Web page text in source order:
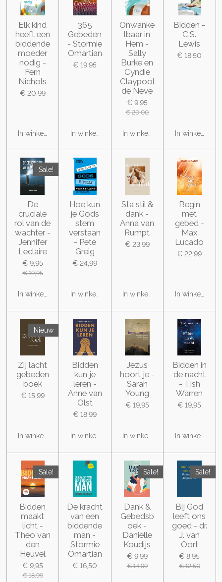
Elk kind
heeft een
biddende
moeder
nodig -
Fern
Nichols
€ 20,99
In winkelwagen
365
Gebeden
- Stormie
Omartian
€ 19,95
In winkelwagen
Onwanke
lbaar in
Hem -
Sally
Burke en
Cyndie
Claypool
de Neve
€ 9,95
€ 20,00
In winkelwagen
Bidden -
C.S.
Lewis
€ 18,50
In
Sale!
De
cruciale
rol van de
wachter -
Jennifer
Leclaire
€ 9,95
€ 19,95
In winkelwagen
Hoe kun
je Gods
stem
verstaan
- Pete
Greig
€ 24,99
In winkelwagen
Sta stil &
dank -
Anna van
Rumpt
€ 23,99
In winkelwagen
Begin
met
gebed -
Max
Lucado
€ 22,99
In
Nieuw
Zij lacht
gebeden
boek
€ 15,99
In winkelwagen
Bidden
kun je
leren -
Anne van
Olst
€ 18,99
In winkelwagen
Jezus
hoort je -
Sarah
Young
€ 19,95
In winkelwagen
Bidden in
de nacht
- Tish
Warren
€ 19,95
In
Sale!
Bidden
maakt
licht -
Theo van
den
Heuvel
€ 9,95
€ 18,99
De kracht
van een
biddende
man -
Stormie
Omartian
€ 16,50
Sale!
Dank &
Gebedsb
oek -
Daniëlle
Koudijs
€ 9,99
€ 14,99
Sale!
Bij God
leeft ons
goed - dr.
J. van
Oort
€ 8,95
€ 12,50